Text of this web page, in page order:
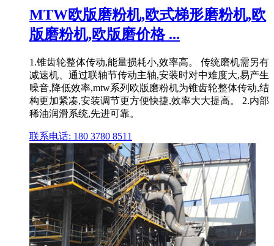
MTW欧版磨粉机,欧式梯形磨粉机,欧
版磨粉机,欧版磨价格 ...
1.锥齿轮整体传动,能量损耗小,效率高。 传统磨机需另有
减速机、通过联轴节传动主轴,安装时对中难度大,易产生
噪音,降低效率,mtw系列欧版磨粉机为锥齿轮整体传动,结
构更加紧凑,安装调节更方便快捷,效率大大提高。 2.内部
稀油润滑系统,先进可靠。
联系电话: 180 3780 8511